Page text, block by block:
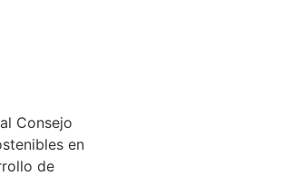
Consejo
en
de